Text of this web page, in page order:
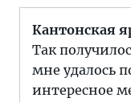
Кантонская
Так
мне удалось
интересное